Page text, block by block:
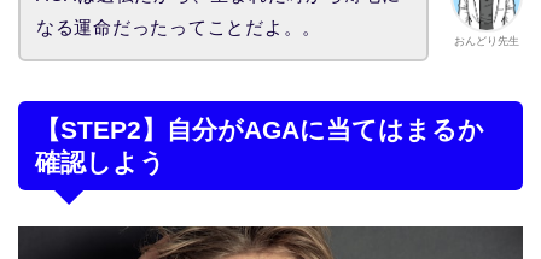
おんどり先生
なる運命だったってことだよ。。
【STEP2】自分がAGAに当てはまるか
確認しよう